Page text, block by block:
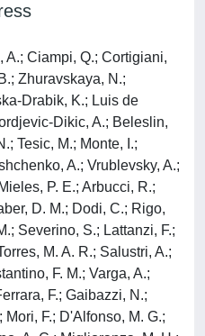
A.; Ciampi, Q.; Cortigiani,
Zhuravskaya, N.;
Drabik, K.; Luis de
Dikic, A.; Beleslin,
Tesic, M.; Monte, I.;
A.; Vrublevsky, A.;
P. E.; Arbucci, R.;
D. M.; Dodi, C.; Rigo,
Severino, S.; Lattanzi, F.;
M. A. R.; Salustri, A.;
F. M.; Varga, A.;
F.; Gaibazzi, N.;
F.; D'Alfonso, M. G.;